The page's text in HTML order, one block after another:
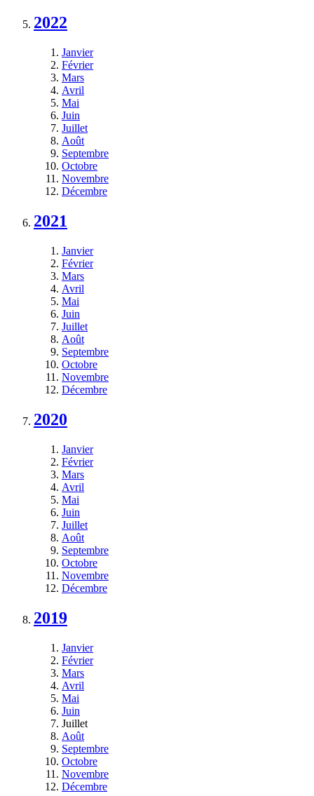
2022
Janvier
Février
Mars
Avril
Mai
Juin
Juillet
Août
Septembre
Octobre
Novembre
Décembre
2021
Janvier
Février
Mars
Avril
Mai
Juin
Juillet
Août
Septembre
Octobre
Novembre
Décembre
2020
Janvier
Février
Mars
Avril
Mai
Juin
Juillet
Août
Septembre
Octobre
Novembre
Décembre
2019
Janvier
Février
Mars
Avril
Mai
Juin
Juillet
Août
Septembre
Octobre
Novembre
Décembre